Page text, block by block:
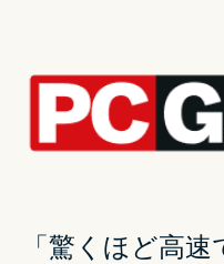
リーグ・オブ・レジェ
必要な理由
「驚くほど高